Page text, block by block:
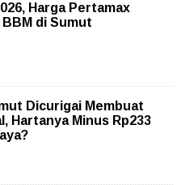
Harga Pertamax
di Sumut
Dicurigai Membuat
Hartanya Minus Rp233